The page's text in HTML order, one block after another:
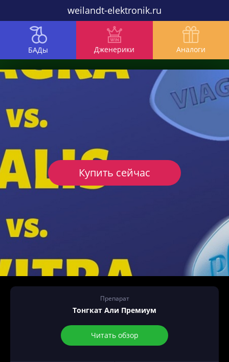
weilandt-elektronik.ru
БАДы Дженерики Аналоги
Препарат
Тонгкат Али Премиум
Читать обзор
Купить сейчас